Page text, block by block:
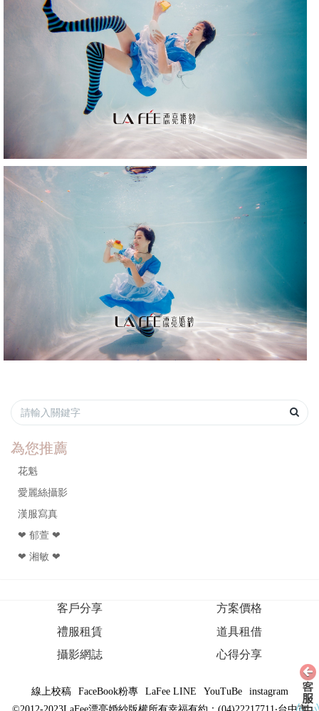
為您推薦
花魁
愛麗絲攝影
漢服寫真
❤ 郁萱 ❤
❤ 湘敏 ❤
客戶分享
方案價格
禮服租賃
道具租借
攝影網誌
心得分享
線上校稿 FaceBook粉專 LaFee LINE YouTuBe
instagram